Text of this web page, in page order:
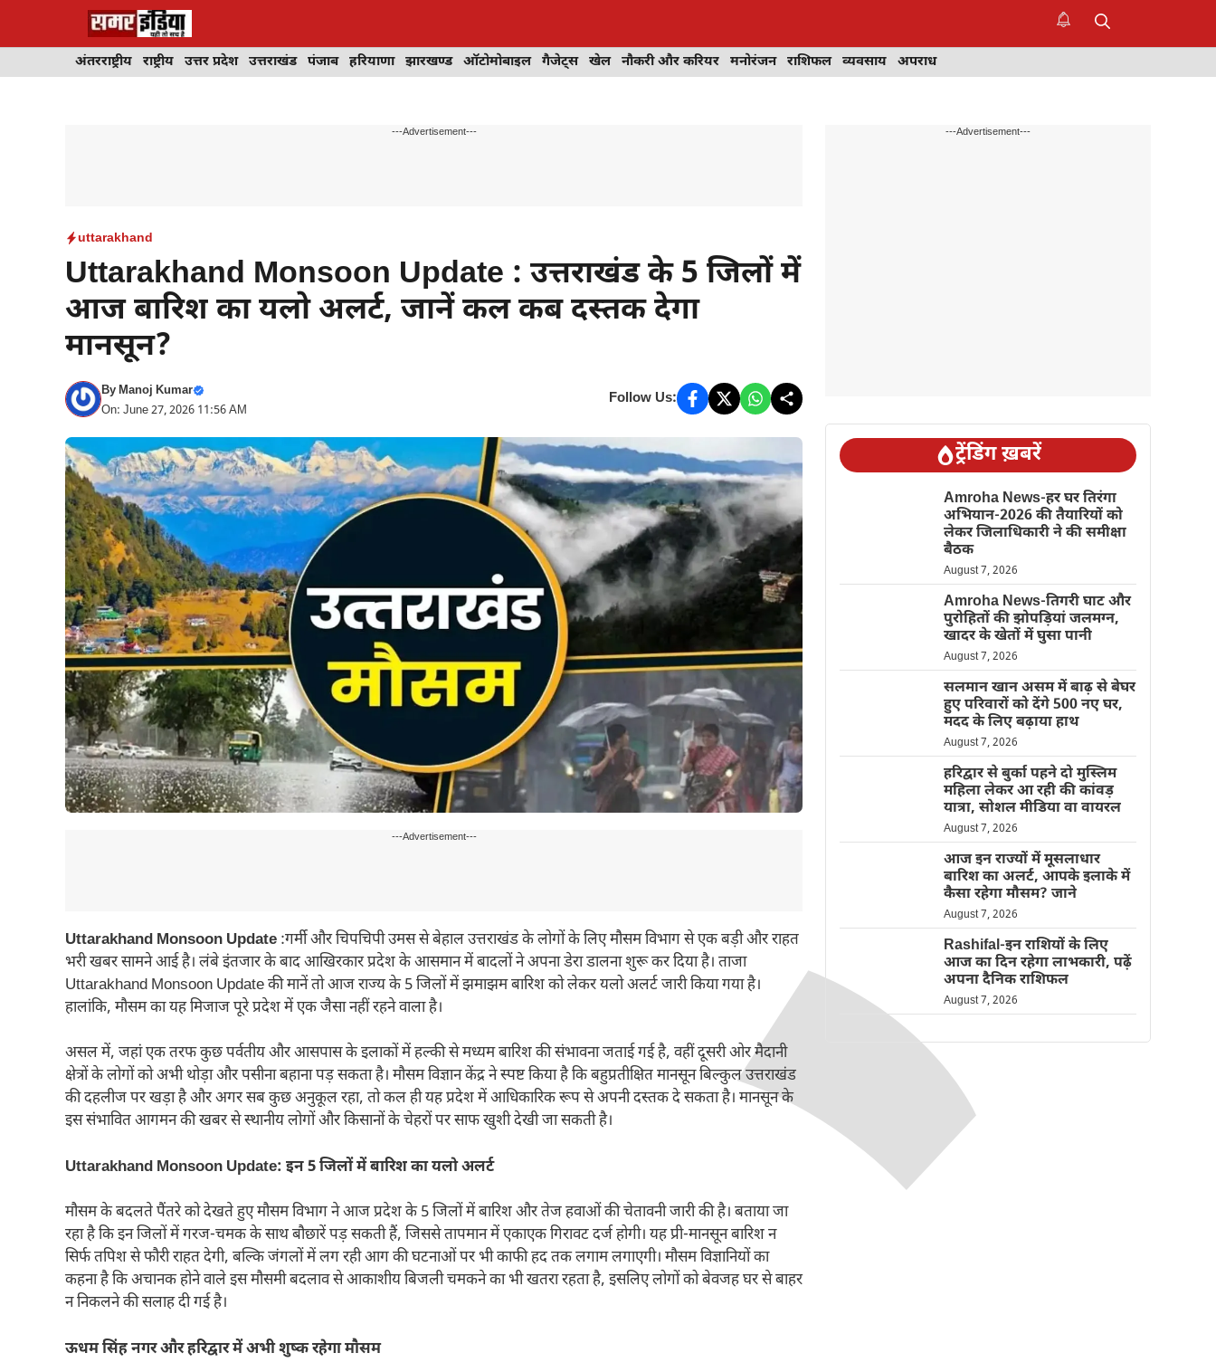
अंतरराष्ट्रीय राष्ट्रीय उत्तर प्रदेश उत्तराखंड पंजाब हरियाणा झारखण्ड ऑटोमोबाइल गैजेट्स खेल नौकरी और करियर मनोरंजन राशिफल व्यवसाय अपराध
---Advertisement---
uttarakhand
Uttarakhand Monsoon Update : उत्तराखंड के 5 जिलों में
आज बारिश का यलो अलर्ट, जानें कल कब दस्तक देगा
मानसून?
ByManoj Kumar
On: June 27, 2026 11:56 AM
Follow Us:
---Advertisement---
Uttarakhand Monsoon Update :गर्मी और चिपचिपी उमस से बेहाल उत्तराखंड के लोगों के लिए मौसम विभाग से एक बड़ी और राहत
भरी खबर सामने आई है। लंबे इंतजार के बाद आखिरकार प्रदेश के आसमान में बादलों ने अपना डेरा डालना शुरू कर दिया है। ताजा
Uttarakhand Monsoon Update की मानें तो आज राज्य के 5 जिलों में झमाझम बारिश को लेकर यलो अलर्ट जारी किया गया है।
हालांकि, मौसम का यह मिजाज पूरे प्रदेश में एक जैसा नहीं रहने वाला है।
असल में, जहां एक तरफ कुछ पर्वतीय और आसपास के इलाकों में हल्की से मध्यम बारिश की संभावना जताई गई है, वहीं दूसरी ओर मैदानी
क्षेत्रों के लोगों को अभी थोड़ा और पसीना बहाना पड़ सकता है। मौसम विज्ञान केंद्र ने स्पष्ट किया है कि बहुप्रतीक्षित मानसून बिल्कुल उत्तराखंड
की दहलीज पर खड़ा है और अगर सब कुछ अनुकूल रहा, तो कल ही यह प्रदेश में आधिकारिक रूप से अपनी दस्तक दे सकता है। मानसून के
इस संभावित आगमन की खबर से स्थानीय लोगों और किसानों के चेहरों पर साफ खुशी देखी जा सकती है।
Uttarakhand Monsoon Update: इन 5 जिलों में बारिश का यलो अलर्ट
मौसम के बदलते पैंतरे को देखते हुए मौसम विभाग ने आज प्रदेश के 5 जिलों में बारिश और तेज हवाओं की चेतावनी जारी की है। बताया जा
रहा है कि इन जिलों में गरज-चमक के साथ बौछारें पड़ सकती हैं, जिससे तापमान में एकाएक गिरावट दर्ज होगी। यह प्री-मानसून बारिश न
सिर्फ तपिश से फौरी राहत देगी, बल्कि जंगलों में लग रही आग की घटनाओं पर भी काफी हद तक लगाम लगाएगी। मौसम विज्ञानियों का
कहना है कि अचानक होने वाले इस मौसमी बदलाव से आकाशीय बिजली चमकने का भी खतरा रहता है, इसलिए लोगों को बेवजह घर से बाहर
न निकलने की सलाह दी गई है।
ऊधम सिंह नगर और हरिद्वार में अभी शुष्क रहेगा मौसम
---Advertisement---
ट्रेंडिंग ख़बरें
Amroha News-हर घर तिरंगा
अभियान-2026 की तैयारियों को
लेकर जिलाधिकारी ने की समीक्षा
बैठक
August 7, 2026
Amroha News-तिगरी घाट और
पुरोहितों की झोपड़ियां जलमग्न,
खादर के खेतों में घुसा पानी
August 7, 2026
सलमान खान असम में बाढ़ से बेघर
हुए परिवारों को देंगे 500 नए घर,
मदद के लिए बढ़ाया हाथ
August 7, 2026
हरिद्वार से बुर्का पहने दो मुस्लिम
महिला लेकर आ रही की कांवड़
यात्रा, सोशल मीडिया वा वायरल
August 7, 2026
आज इन राज्यों में मूसलाधार
बारिश का अलर्ट, आपके इलाके में
कैसा रहेगा मौसम? जाने
August 7, 2026
Rashifal-इन राशियों के लिए
आज का दिन रहेगा लाभकारी, पढ़ें
अपना दैनिक राशिफल
August 7, 2026